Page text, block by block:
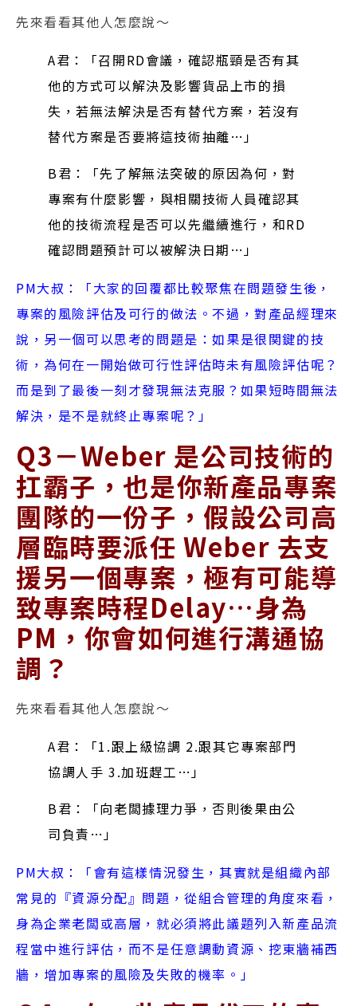
先來看看其他人怎麼說～
A君：「召開RD會議，確認瓶頸是否有其
他的方式可以解決及影響貨品上市的損
失，若無法解決是否有替代方案，若沒有
替代方案是否要將這技術抽離…」
B君：「先了解無法突破的原因為何，對
專案有什麼影響，與相關技術人員確認其
他的技術流程是否可以先繼續進行，和RD
確認問題預計可以被解決日期…」
PM大叔：「大家的回覆都比較聚焦在問題發生後，
專案的風險評估及可行的做法。不過，對產品經理來
說，另一個可以思考的問題是：如果是很関鍵的技
術，為何在一開始做可行性評估時未有風險評估呢？
而是到了最後一刻才發現無法克服？如果短時間無法
解決，是不是就終止專案呢？」
Q3－Weber 是公司技術的
扛霸子，也是你新產品專案
團隊的一份子，假設公司高
層臨時要派任 Weber 去支
援另一個專案，極有可能導
致專案時程Delay…身為
PM，你會如何進行溝通協
調？
先來看看其他人怎麼說～
A君：「1.跟上級協調 2.跟其它專案部門
協調人手 3.加班趕工…」
B君：「向老闆據理力爭，否則後果由公
司負責…」
PM大叔：「會有這樣情況發生，其實就是組織內部
常見的『資源分配』問題，從組合管理的角度來看，
身為企業老闆或高層，就必須將此議題列入新產品流
程當中進行評估，而不是任意調動資源、挖東牆補西
牆，增加專案的風險及失敗的機率。」